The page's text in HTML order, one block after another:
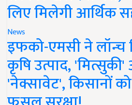
लिए मिलेगी आर्थिक
News
इफको-एमसी ने लॉन्च
कृषि उत्पाद,
'नेक्सावेट', किसानों